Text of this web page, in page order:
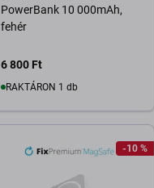
PowerBank 10 000mAh,
fehér
6 800 Ft
RAKTÁRON 1 db
-10 %